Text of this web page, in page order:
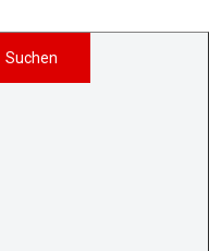
Suchen